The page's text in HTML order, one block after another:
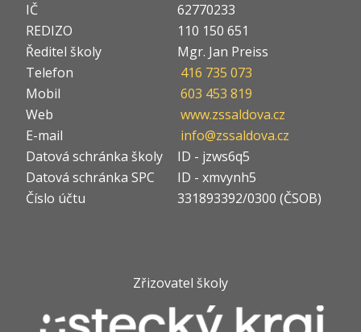
IČ
62770233
REDIZO
110 150 651
Ředitel školy
Mgr. Jan Preiss
Telefon
416 735 073
Mobil
603 453 819
Web
www.zssaldova.cz
E-mail
info@zssaldova.cz
Datová schránka školy
ID - jzws6q5
Datová schránka SPC
ID - xmvynh5
Číslo účtu
331893392/0300 (ČSOB)
Zřizovatel školy